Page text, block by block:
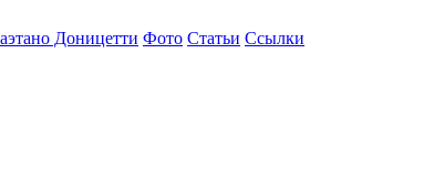
Доницетти Фото Статьи Ссылки